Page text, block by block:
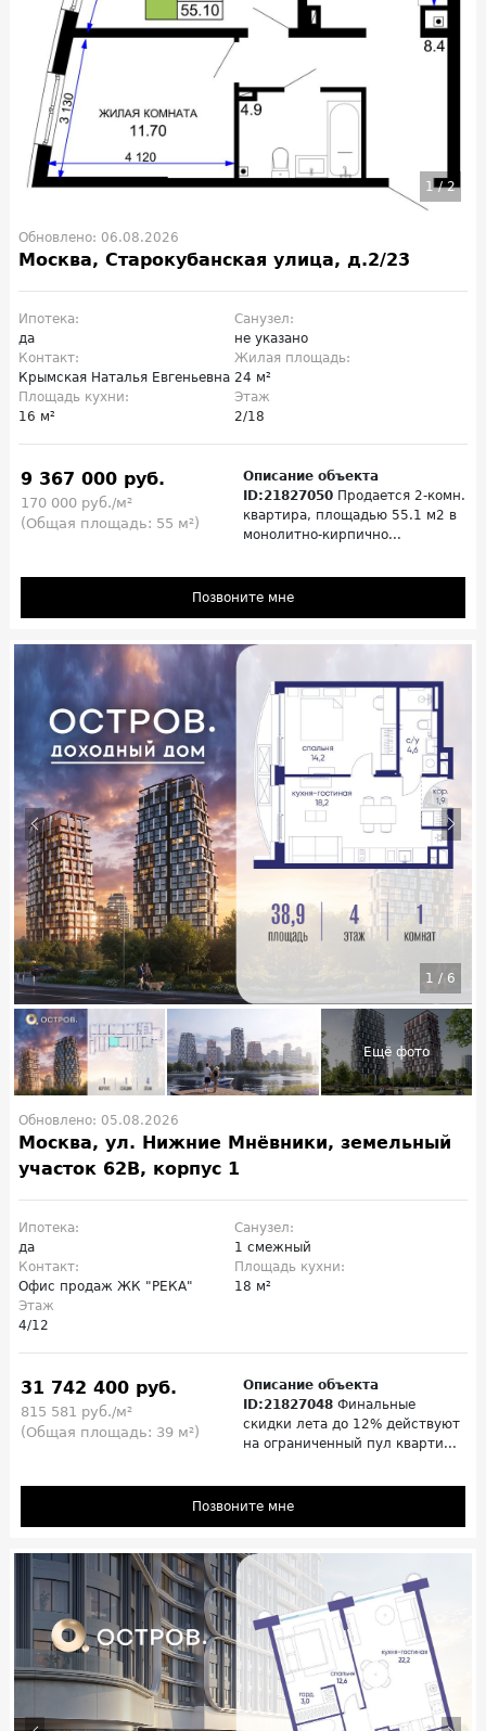
1/2
Обновлено: 06.08.2026
Москва, Старокубанская улица, д.2/23
Ипотека:
да
Санузел:
не указано
Контакт:
Крымская Наталья Евгеньевна
Жилая площадь:
24 м²
Площадь кухни:
16 м²
Этаж
2/18
9 367 000 руб.
170 000 руб./м²
(Общая площадь: 55 м²)
Описание объекта
ID:21827050 Продается 2-комн.
квартира, площадью 55.1 м2 в
монолитно-кирпично...
Позвоните мне
1 / 6
Обновлено: 05.08.2026
Москва, ул. Нижние Мнёвники, земельный
участок 62В, корпус 1
Ипотека:
да
Санузел:
1 смежный
Контакт:
Офис продаж ЖК "РЕКА"
Площадь кухни:
18 м²
Этаж
4/12
31 742 400 руб.
815 581 руб./м²
(Общая площадь: 39 м²)
Описание объекта
ID:21827048 Финальные
скидки лета до 12% действуют
на ограниченный пул кварти...
Позвоните мне